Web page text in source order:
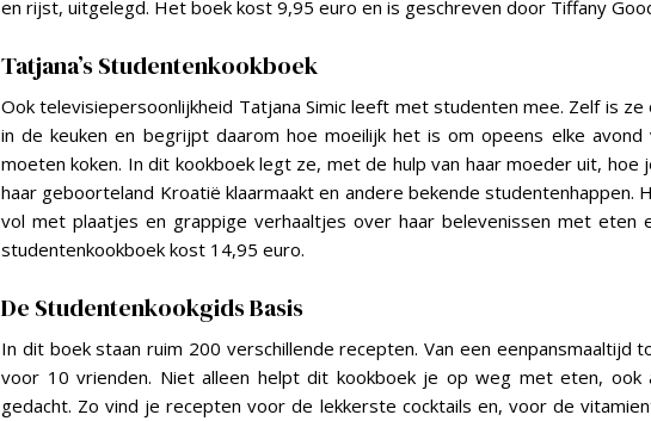
en rijst, uitgelegd. Het boek kost 9,95 euro en is geschreven door Tiffany
Tatjana’s Studentenkookboek
Ook televisiepersoonlijkheid Tatjana Simic leeft met studenten mee. Zelf is
in de keuken en begrijpt daarom hoe moeilijk het is om opeens elke
moeten koken. In dit kookboek legt ze, met de hulp van haar moeder uit, hoe
haar geboorteland Kroatië klaarmaakt en andere bekende studentenhappen.
vol met plaatjes en grappige verhaaltjes over haar belevenissen met eten
studentenkookboek kost 14,95 euro.
De Studentenkookgids Basis
In dit boek staan ruim 200 verschillende recepten. Van een eenpansmaaltijd
voor 10 vrienden. Niet alleen helpt dit kookboek je op weg met eten, ook
gedacht. Zo vind je recepten voor de lekkerste cocktails en, voor de